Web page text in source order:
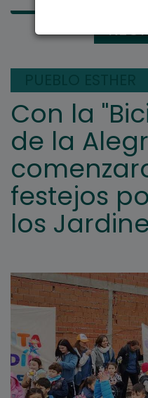
Con la
de la
festejos
los